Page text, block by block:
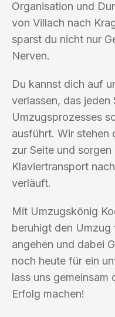
Organisation und
von Villach nach
sparst du nicht nur
Nerven.
Du kannst dich auf
verlassen, das jeden
Umzugsprozesses
ausführt. Wir stehen
zur Seite und
Klaviertransport
verläuft.
Mit Umzugskönig
beruhigt den Umzug
angehen und dabei
noch heute für ein
lass uns gemeinsam
Erfolg machen!